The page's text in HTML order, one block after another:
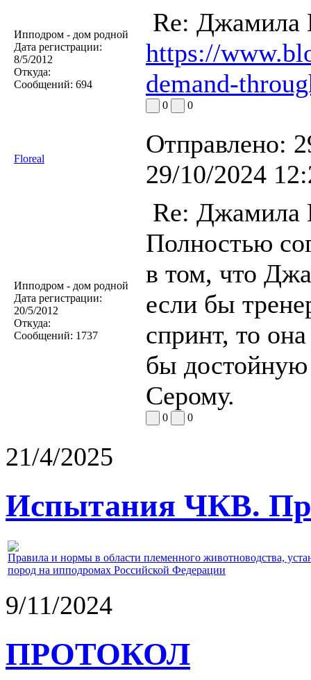
Ипподром - дом родной
Дата регистрации:
8/5/2012
Откуда:
Сообщений: 694
Re:
https://
demand-
0 0
Floreal
Отправлено:
29/10/2024
Ипподром - дом родной
Дата регистрации:
20/5/2012
Откуда:
Сообщений: 1737
Re:
Полностью
в том, что
если бы
спринт, то
бы
Серому.
0 0
21/4/2025
Испытания ЧКВ.
Правила и нормы в области племенного животноводства,
пород на ипподромах Российской Федерации
9/11/2024
ПРОТОКОЛ